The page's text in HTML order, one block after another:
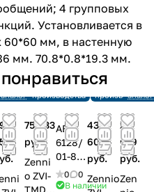
4 групповых
Установливается в
60*60 мм, в настенную
мм. 70.8*0.8*19.3 мм.
производства
Ссылка наСнято с
75 633
руб.
Zenni
o ZVI-
TMDV-
ABB
6128/
01-84-
500
Термо
0
0
В наличии
Снято с
43
606
руб.
Zennio
27
019
руб.
Zen